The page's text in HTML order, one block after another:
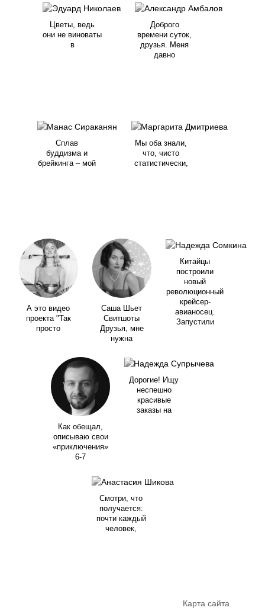
Цветы, ведь
они не виноваты
в
Доброго
времени суток,
друзья. Меня
давно
Сплав
буддизма и
брейкинга – мой
Мы оба знали,
что, чисто
статистически,
А это видео
проекта "Так
просто
Саша Шьет
Свитшоты
Друзья, мне
нужна
Китайцы
построили
новый
революционный
крейсер-
авианосец.
Запустили
Как обещал,
описываю свои
«приключения»
6-7
Дорогие! Ищу
неспешно
красивые
заказы на
Смотри, что
получается:
почти каждый
человек,
Карта сайта